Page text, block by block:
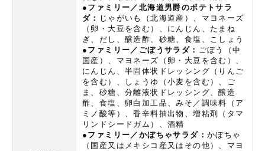
●ファミリー／北海道男爵のポテトサラ
ダ：
じゃがいも（北海道産）、マヨネーズ
（卵・大豆を含む）、にんじん、たまね
ぎ、だし、醸造酢、砂糖、食塩、こしょう
●ファミリー／ごぼうサラダ： ごぼう（中
国産）、マヨネーズ（卵・大豆を含む）、
にんじん、半固体状ドレッシング（りんご
を含む）、しょうゆ（小麦を含む）、ご
ま、砂糖、分離液状ドレッシング、醸造
酢、食塩、卵白加工品、みそ／調味料（ア
ミノ酸等）、香辛料抽出物、増粘剤（タマ
リンドシードガム）、酒精
●ファミリー／かぼちゃサラダ： かぼちゃ
（国産又はメキシコ産又はその他）、マヨ